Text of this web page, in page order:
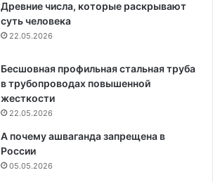
Древние числа, которые раскрывают
суть человека
22.05.2026
Бесшовная профильная стальная труба
в трубопроводах повышенной
жесткости
22.05.2026
А почему ашваганда запрещена в
России
05.05.2026